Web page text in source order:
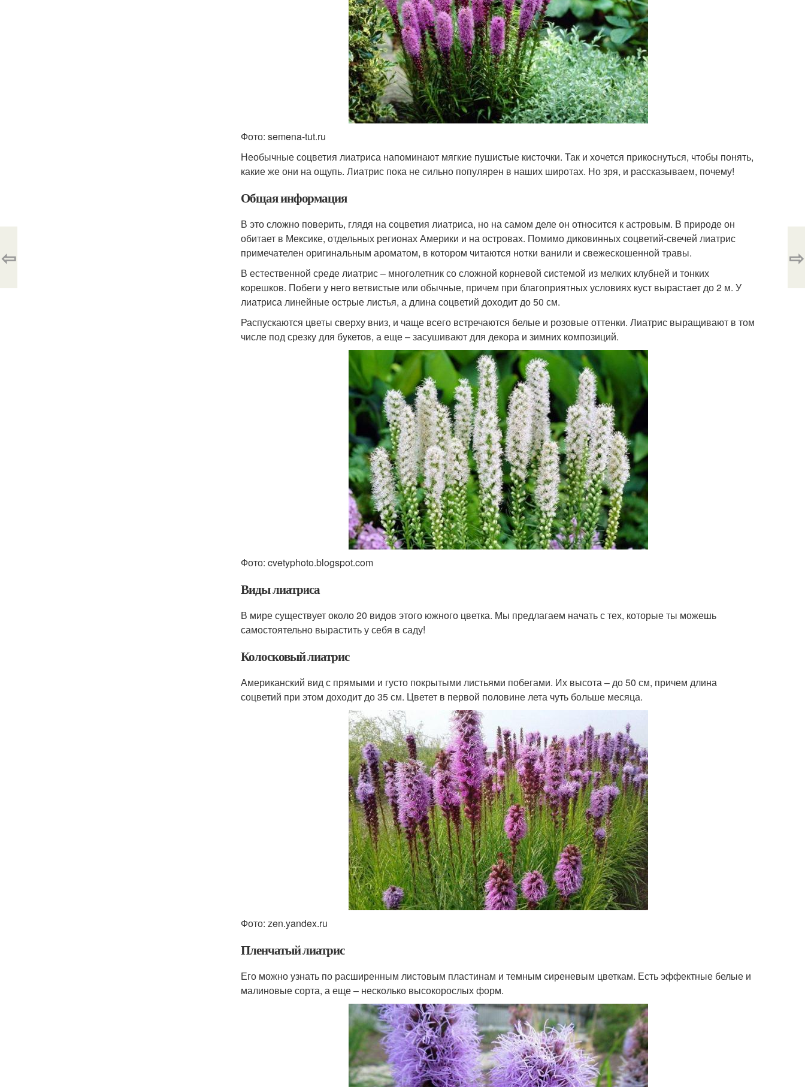
Фото: semena-tut.ru
Необычные соцветия лиатриса напоминают мягкие пушистые кисточки. Так и хочется прикоснуться, чтобы понять,
какие же они на ощупь. Лиатрис пока не сильно популярен в наших широтах. Но зря, и рассказываем, почему!
Общая информация
В это сложно поверить, глядя на соцветия лиатриса, но на самом деле он относится к астровым. В природе он
обитает в Мексике, отдельных регионах Америки и на островах. Помимо диковинных соцветий-свечей лиатрис
примечателен оригинальным ароматом, в котором читаются нотки ванили и свежескошенной травы.
В естественной среде лиатрис – многолетник со сложной корневой системой из мелких клубней и тонких
корешков. Побеги у него ветвистые или обычные, причем при благоприятных условиях куст вырастает до 2 м. У
лиатриса линейные острые листья, а длина соцветий доходит до 50 см.
Распускаются цветы сверху вниз, и чаще всего встречаются белые и розовые оттенки. Лиатрис выращивают в том
числе под срезку для букетов, а еще – засушивают для декора и зимних композиций.
Фото: cvetyphoto.blogspot.com
Виды лиатриса
В мире существует около 20 видов этого южного цветка. Мы предлагаем начать с тех, которые ты можешь
самостоятельно вырастить у себя в саду!
Колосковый лиатрис
Американский вид с прямыми и густо покрытыми листьями побегами. Их высота – до 50 см, причем длина
соцветий при этом доходит до 35 см. Цветет в первой половине лета чуть больше месяца.
Фото: zen.yandex.ru
Пленчатый лиатрис
Его можно узнать по расширенным листовым пластинам и темным сиреневым цветкам. Есть эффектные белые и
малиновые сорта, а еще – несколько высокорослых форм.
⇦ ⇨